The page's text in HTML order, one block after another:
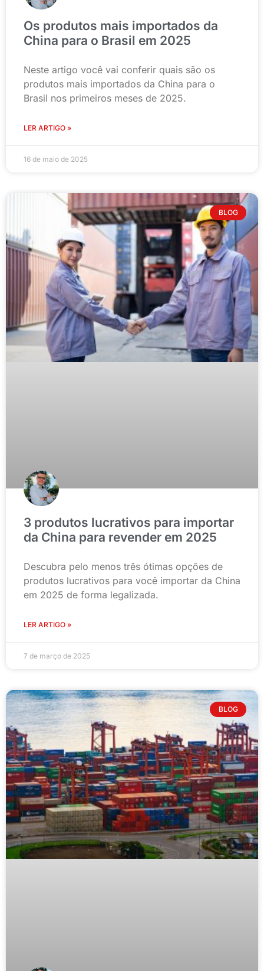
Os produtos mais importados da
China para o Brasil em 2025
Neste artigo você vai conferir quais são os
produtos mais importados da China para o
Brasil nos primeiros meses de 2025.
LER ARTIGO »
16 de maio de 2025
BLOG
3 produtos lucrativos para importar
da China para revender em 2025
Descubra pelo menos três ótimas opções de
produtos lucrativos para você importar da China
em 2025 de forma legalizada.
LER ARTIGO »
7 de março de 2025
BLOG